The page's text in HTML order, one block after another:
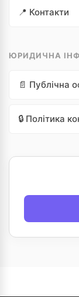
📍 Контакти
ЮРИДИЧНА
📄 Публічна
🔒 Політика